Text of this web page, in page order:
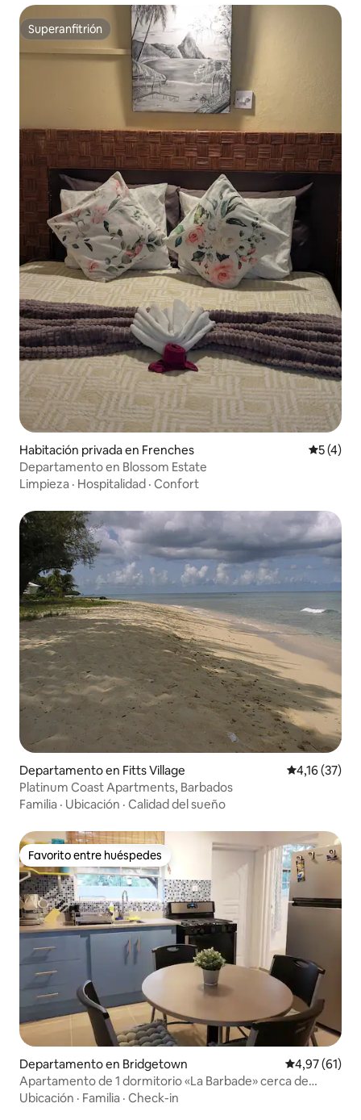
Superanfitrión
Superanfitrión
Habitación privada en Frenches
5 (4)
Departamento en Blossom Estate
Limpieza · Hospitalidad · Confort
Departamento en Fitts Village Calificación
4,16 (37)
Platinum Coast Apartments, Barbados
Familia · Ubicación · Calidad del sueño
Favorito entre huéspedes
Favorito entre huéspedes
Departamento en Bridgetown Calificación
4,97 (61)
Apartamento de 1 dormitorio «La Barbade» cerca de
Rockley Resort & Beach
Ubicación · Familia · Check-in